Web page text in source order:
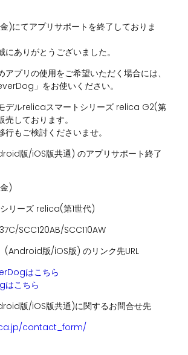
)にてアプリサポートを終了しておりま
ありがとうございました。
アプリの使用をご希望いただく場合には、
」をお使いください。
デルrelicaスマートシリーズ relica G2(第
しております。
もご検討くださいませ。
版/iOS版共通) のアプリサポート終了
)
リーズ relica(第1世代)
SCC120AB/SCC110AW
版/iOS版) のリンク先URL
はこちら
はこちら
版/iOS版共通)に関するお問合せ先
contact_form/